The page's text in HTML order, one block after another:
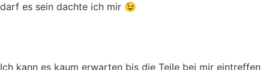
darf es sein dachte ich mir 😉
Ich kann es kaum erwarten bis die Teile bei mir eintreffen